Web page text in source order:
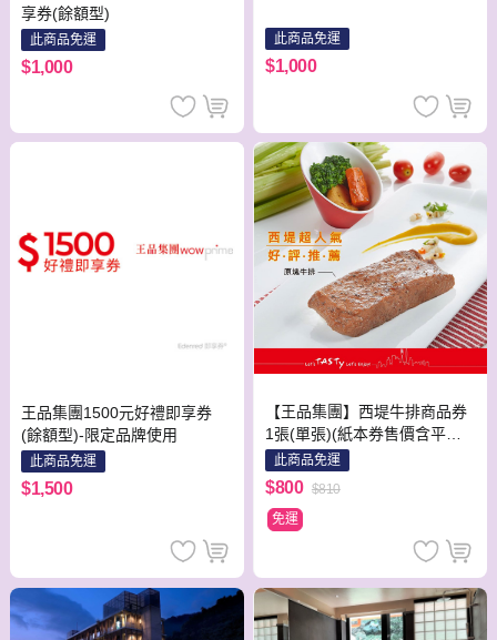
享券(餘額型)
此商品免運
$1,000
此商品免運
$1,000
王品集團1500元好禮即享券
(餘額型)-限定品牌使用
此商品免運
$1,500
【王品集團】西堤牛排商品券
1張(單張)(紙本券售價含平台
物流處理費用)
此商品免運
$800 $810
免運